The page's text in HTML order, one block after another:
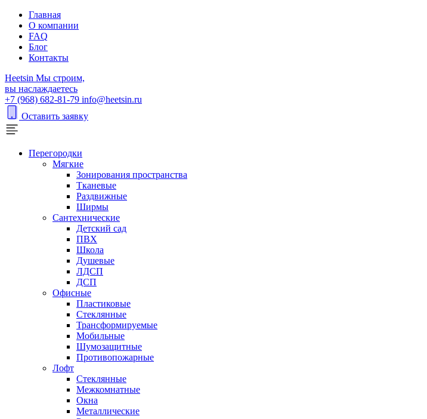
Главная
О компании
FAQ
Блог
Контакты
Heetsin Мы строим,
вы наслаждаетесь
+7 (968) 682-81-79 info@heetsin.ru
Оставить заявку
Перегородки
Мягкие
Зонирования пространства
Тканевые
Раздвижные
Ширмы
Сантехнические
Детский сад
ПВХ
Школа
Душевые
ЛДСП
ДСП
Офисные
Пластиковые
Стеклянные
Трансформируемые
Мобильные
Шумозащитные
Противопожарные
Лофт
Стеклянные
Межкомнатные
Окна
Металлические